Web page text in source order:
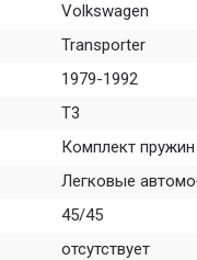
Volkswagen
Transporter
1979-1992
T3
Комплект
Легковые
45/45
отсутствует